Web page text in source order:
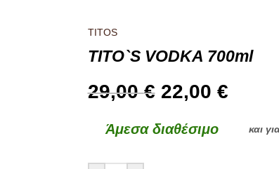
TITOS
TITO`S VODKA 700ml
29,00€ 22,00 €
Άμεσα διαθέσιμο και